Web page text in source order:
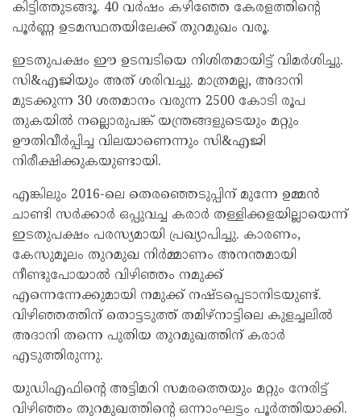
കിട്ടിത്തുടങ്ങൂ. 40 വര്‍ഷം കഴിഞ്ഞേ കേരളത്തിന്റെ
പൂര്‍ണ്ണ ഉടമസ്ഥതയിലേക്ക് തുറമുഖം വരൂ.
ഇടതുപക്ഷം ഈ ഉടമ്പടിയെ നിശിതമായിട്ട് വിമര്‍ശിച്ചു.
സി&എജിയും അത് ശരിവച്ചു. മാത്രമല്ല, അദാനി
മുടക്കുന്ന 30 ശതമാനം വരുന്ന 2500 കോടി രൂപ
തുകയില്‍ നല്ലൊരുപങ്ക് യന്ത്രങ്ങളുടെയും മറ്റും
ഊതിവീര്‍പ്പിച്ച വിലയാണെന്നും സി&എജി
നിരീക്ഷിക്കുകയുണ്ടായി.
എങ്കിലും 2016-ലെ തെരഞ്ഞെടുപ്പിന് മുന്നേ ഉമ്മന്‍
ചാണ്ടി സര്‍ക്കാര്‍ ഒപ്പുവച്ച കരാര്‍ തള്ളിക്കളയില്ലായെന്ന്
ഇടതുപക്ഷം പരസ്യമായി പ്രഖ്യാപിച്ചു. കാരണം,
കേസുമൂലം തുറമുഖ നിര്‍മ്മാണം അനന്തമായി
നീണ്ടുപോയാല്‍ വിഴിഞ്ഞം നമുക്ക്
എന്നെന്നേക്കുമായി നമുക്ക് നഷ്ടപ്പെടാനിടയുണ്ട്.
വിഴിഞ്ഞത്തിന് തൊട്ടടുത്ത് തമിഴ്‌നാട്ടിലെ കുളച്ചലില്‍
അദാനി തന്നെ പുതിയ തുറമുഖത്തിന് കരാര്‍
എടുത്തിരുന്നു.
യുഡിഎഫിന്റെ അട്ടിമറി സമരത്തെയും മറ്റും നേരിട്ട്
വിഴിഞ്ഞം തുറമുഖത്തിന്റെ ഒന്നാംഘട്ടം പൂര്‍ത്തിയാക്കി.